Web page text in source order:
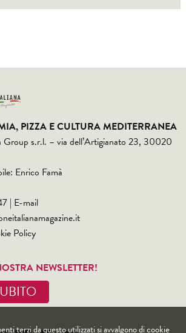
PIZZA E CULTURA MEDITERRANEA
Group s.r.l. – via dell’Artigianato 23, 30020
Enrico Famà
| E-mail
Policy
NEWSLETTER!
terzi da questo utilizzati si avvalgono di cookie